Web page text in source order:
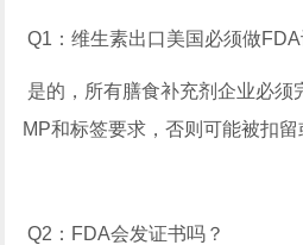
Q1：维生素出口美国必须做
是的，所有膳食补充剂企业必须
MP和标签要求，否则可能被扣
Q2：FDA会发证书吗？